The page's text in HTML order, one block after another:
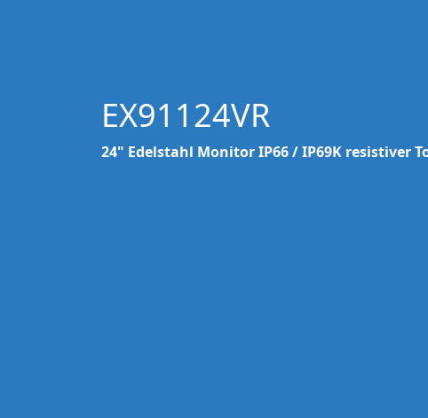
EX91124VR
24" Edelstahl Monitor IP66 / IP69K resistiver